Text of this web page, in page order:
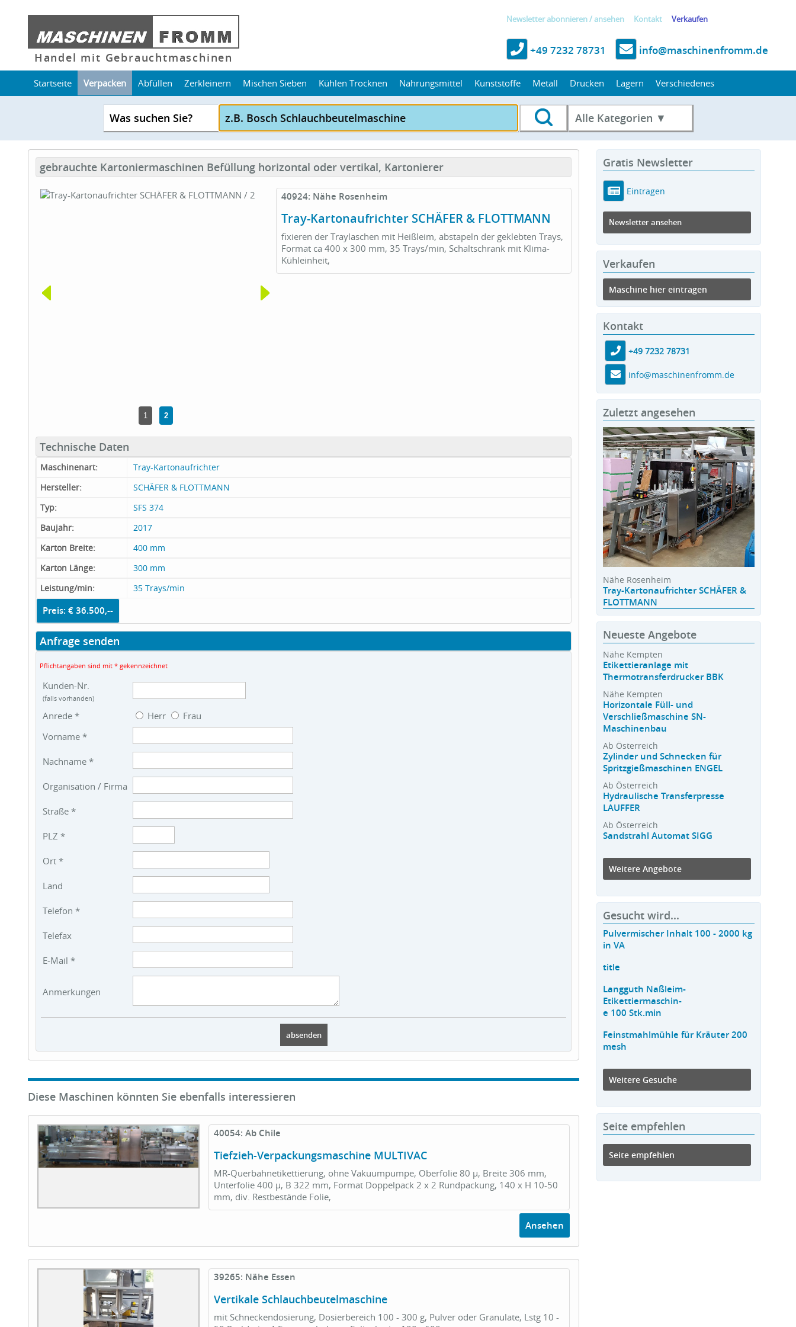
Handel mit Gebrauchtmaschinen
Newsletterabonnieren/ansehen Kontakt Verkaufen
+49 7232 78731 info@maschinenfromm.de
Startseite Verpacken Abfüllen Zerkleinern Mischen Sieben Kühlen Trocknen Nahrungsmittel Kunststoffe Metall Drucken Lagern Verschiedenes
Was suchen Sie? Alle Kategorien ▼
gebrauchte Kartoniermaschinen Befüllung horizontal oder vertikal, Kartonierer
1 2
40924: Nähe Rosenheim
Tray-Kartonaufrichter SCHÄFER & FLOTTMANN
fixieren der Traylaschen mit Heißleim, abstapeln der geklebten Trays,
Format ca 400 x 300 mm, 35 Trays/min, Schaltschrank mit Klima-
Kühleinheit,
Technische Daten
Maschinenart:
Tray-Kartonaufrichter
Hersteller:
SCHÄFER & FLOTTMANN
Typ:
SFS 374
Baujahr:
2017
Karton Breite:
400 mm
Karton Länge:
300 mm
Leistung/min:
35 Trays/min
Preis: € 36.500,--
Anfrage senden
Pflichtangaben sind mit * gekennzeichnet
Kunden-Nr.
(falls vorhanden)
Anrede * Herr
Frau
Vorname *
Nachname *
Organisation / Firma
Straße *
PLZ *
Ort *
Land
Telefon *
Telefax
E-Mail *
Anmerkungen
Diese Maschinen könnten Sie ebenfalls interessieren
40054: Ab Chile
Tiefzieh-Verpackungsmaschine MULTIVAC
MR-Querbahnetikettierung, ohne Vakuumpumpe, Oberfolie 80 µ, Breite 306 mm,
Unterfolie 400 µ, B 322 mm, Format Doppelpack 2 x 2 Rundpackung, 140 x H 10-50
mm, div. Restbestände Folie,
Ansehen
39265: Nähe Essen
Vertikale Schlauchbeutelmaschine
mit Schneckendosierung, Dosierbereich 100 - 300 g, Pulver oder Granulate, Lstg 10 -
Gratis Newsletter
Eintragen
Newsletter ansehen
Verkaufen
Maschine hier eintragen
Kontakt
+49 7232 78731
info@maschinenfromm.de
Zuletzt angesehen
Nähe Rosenheim
Tray-Kartonaufrichter SCHÄFER &
FLOTTMANN
Neueste Angebote
Nähe Kempten
Etikettieranlage mit
Thermotransferdrucker BBK
Nähe Kempten
Horizontale Füll- und
Verschließmaschine SN-
Maschinenbau
Ab Österreich
Zylinder und Schnecken für
Spritzgießmaschinen ENGEL
Ab Österreich
Hydraulische Transferpresse
LAUFFER
Ab Österreich
Sandstrahl Automat SIGG
Weitere Angebote
Gesucht wird...
Pulvermischer Inhalt 100 - 2000 kg
in VA
title
Langguth Naßleim-
Etikettiermaschin-
e 100 Stk.min
Feinstmahlmühle für Kräuter 200
mesh
Weitere Gesuche
Seite empfehlen
Seite empfehlen